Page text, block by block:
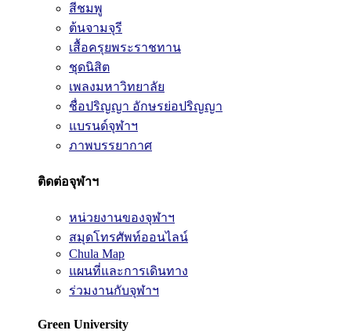
สีชมพู
ต้นจามจุรี
เสื้อครุยพระราชทาน
ชุดนิสิต
เพลงมหาวิทยาลัย
ชื่อปริญญา อักษรย่อปริญญา
แบรนด์จุฬาฯ
ภาพบรรยากาศ
ติดต่อจุฬาฯ
หน่วยงานของจุฬาฯ
สมุดโทรศัพท์ออนไลน์
Chula Map
แผนที่และการเดินทาง
ร่วมงานกับจุฬาฯ
Green University